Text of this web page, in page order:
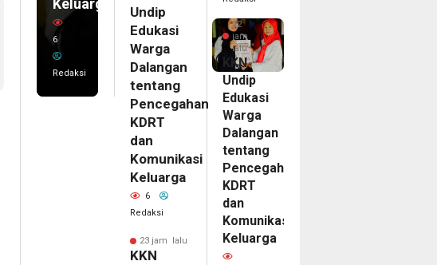
Keluarga
6
Redaksi
Undip
Edukasi
Warga
Dalangan
tentang
Pencegahan
KDRT
dan
Komunikasi
Keluarga
6
Redaksi
23 jam lalu
KKN
22
jam
lalu
KKN
Undip
Edukasi
Warga
Dalangan
tentang
Pencegahan
KDRT
dan
Komunikasi
Keluarga